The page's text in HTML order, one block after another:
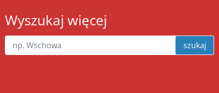
Wyszukaj więcej
szukaj